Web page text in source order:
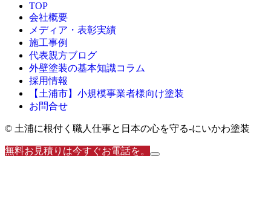
TOP
会社概要
メディア・表彰実績
施工事例
代表親方ブログ
外壁塗装の基本知識コラム
採用情報
【土浦市】小規模事業者様向け塗装
お問合せ
© 土浦に根付く職人仕事と日本の心を守る‐にいかわ塗装
無料お見積りは今すぐお電話を。